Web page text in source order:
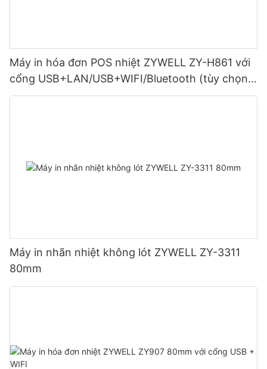
Máy in hóa đơn POS nhiệt ZYWELL ZY-H861 với
cổng USB+LAN/USB+WIFI/Bluetooth (tùy chọn)
Màu đen
Máy in nhãn nhiệt không lót ZYWELL ZY-3311
80mm